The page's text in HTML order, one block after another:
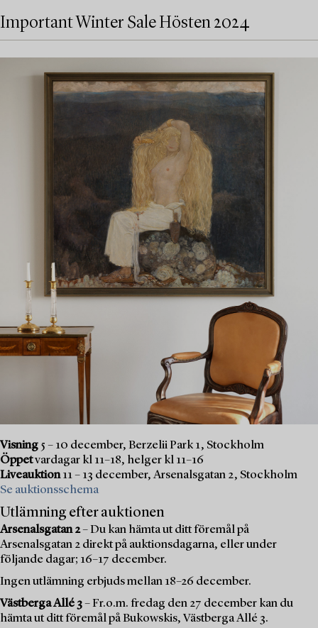
Important Winter Sale Hösten 2024
Visning 5 – 10 december, Berzelii Park 1, Stockholm
Öppetvardagar kl 11–18, helger kl 11–16
Liveauktion11 – 13 december, Arsenalsgatan 2, Stockholm
Se auktionsschema
Utlämning efter auktionen
Arsenalsgatan 2– Du kan hämta ut ditt föremål på
Arsenalsgatan 2 direkt på auktionsdagarna, eller under
följande dagar; 16–17 december.
Ingen utlämning erbjuds mellan 18–26 december.
Västberga Allé 3– Fr.o.m. fredag den 27 december kan du
hämta ut ditt föremål på Bukowskis, Västberga Allé 3.